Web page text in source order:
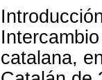
catalana,